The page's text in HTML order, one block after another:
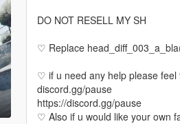
DO NOT RESELL MY SH
♡ Replace
♡ if u need any help please
discord.gg/pause
https://discord.gg/pause
♡ Also if u would like your own